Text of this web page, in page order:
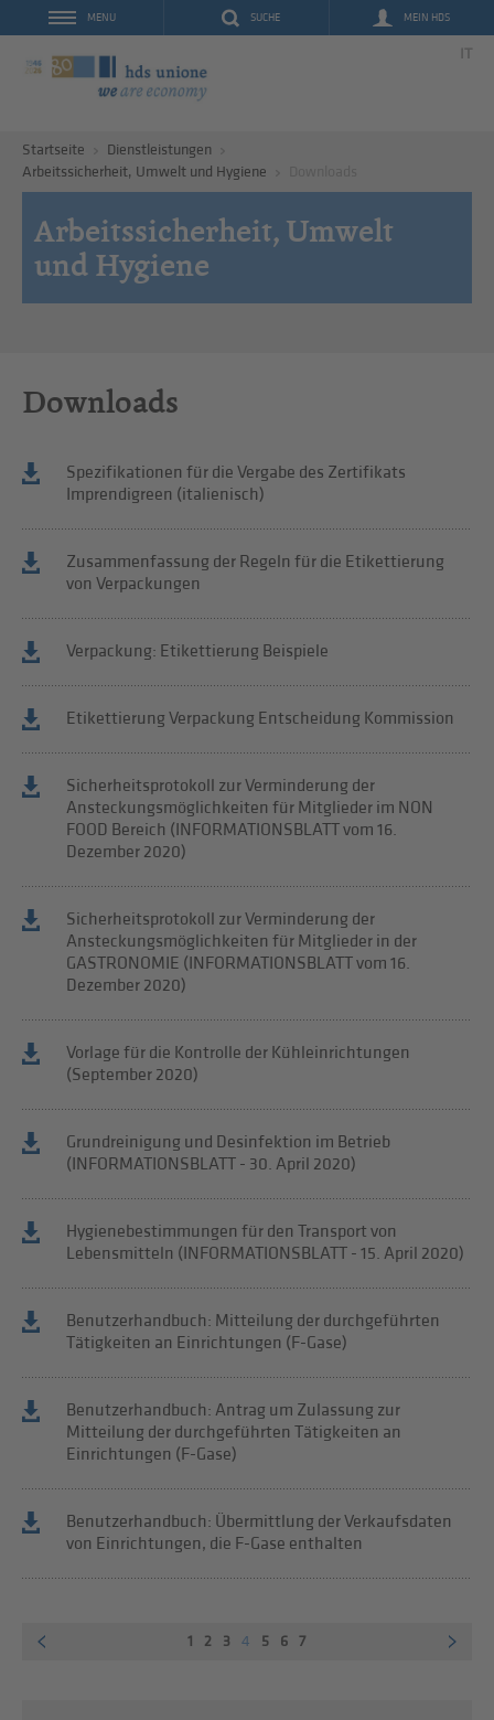
SUCHE MEIN HDS
MENU
IT
Startseite
Dienstleistungen
Arbeitssicherheit, Umwelt und Hygiene
Arbeitssicherheit, Umwelt
und Hygiene
Downloads
Spezifikationen für die Vergabe des Zertifikats
Imprendigreen (italienisch)
Zusammenfassung der Regeln für die Etikettierung
von Verpackungen
Verpackung: Etikettierung Beispiele
Etikettierung Verpackung Entscheidung Kommission
Sicherheitsprotokoll zur Verminderung der
Ansteckungsmöglichkeiten für Mitglieder im NON
FOOD Bereich (INFORMATIONSBLATT vom 16.
Dezember 2020)
Sicherheitsprotokoll zur Verminderung der
Ansteckungsmöglichkeiten für Mitglieder in der
GASTRONOMIE (INFORMATIONSBLATT vom 16.
Dezember 2020)
Vorlage für die Kontrolle der Kühleinrichtungen
(September 2020)
Grundreinigung und Desinfektion im Betrieb
(INFORMATIONSBLATT - 30. April 2020)
Hygienebestimmungen für den Transport von
Lebensmitteln (INFORMATIONSBLATT - 15. April 2020)
Benutzerhandbuch: Mitteilung der durchgeführten
Tätigkeiten an Einrichtungen (F-Gase)
Benutzerhandbuch: Antrag um Zulassung zur
Mitteilung der durchgeführten Tätigkeiten an
Einrichtungen (F-Gase)
Benutzerhandbuch: Übermittlung der Verkaufsdaten
von Einrichtungen, die F-Gase enthalten
1 2 3 4 5 6 7